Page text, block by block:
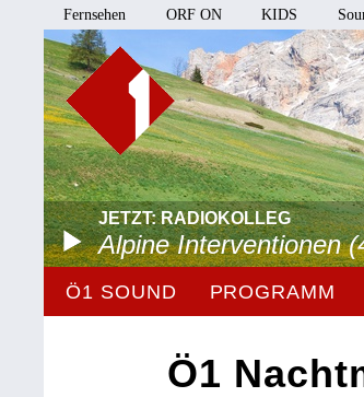
Fernsehen ORF ON KIDS
JETZT: RADIOKOLLEG
Alpine Interventionen
Ö1 SOUND PROGRAMM
Ö1